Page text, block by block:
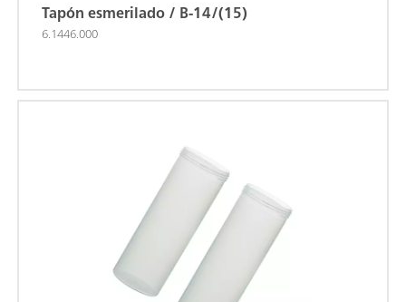
Tapón esmerilado / B-14/(15)
6.1446.000